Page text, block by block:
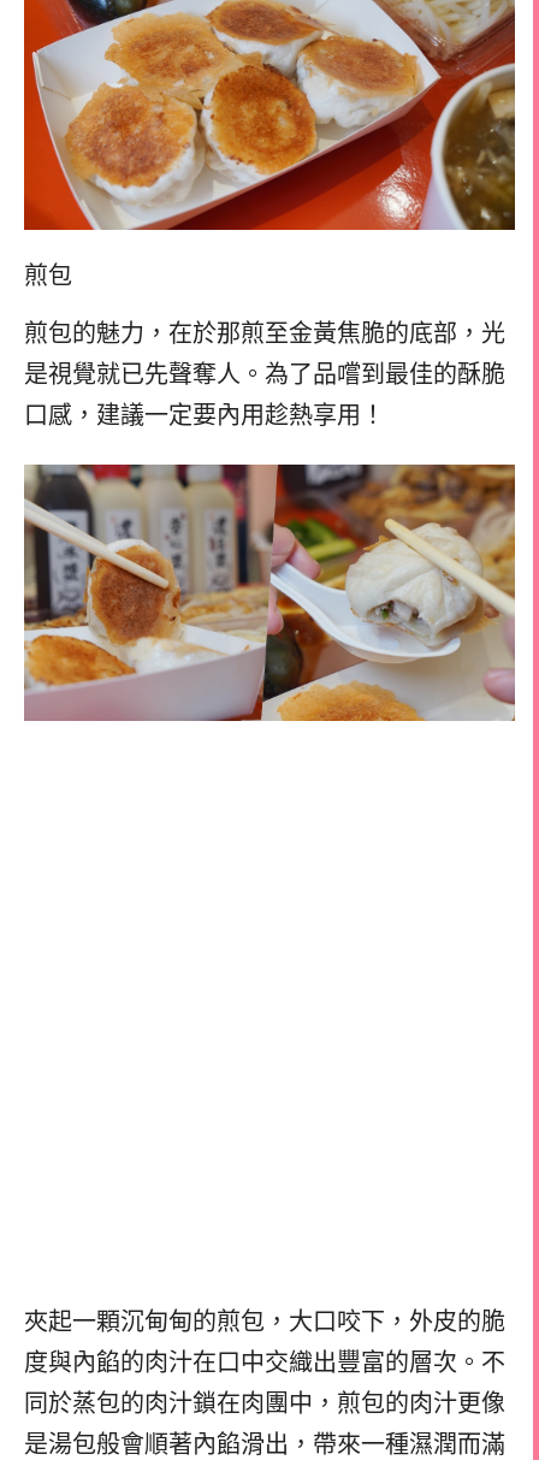
煎包
煎包的魅力，在於那煎至金黃焦脆的底部，光
是視覺就已先聲奪人。為了品嚐到最佳的酥脆
口感，建議一定要內用趁熱享用！
夾起一顆沉甸甸的煎包，大口咬下，外皮的脆
度與內餡的肉汁在口中交織出豐富的層次。不
同於蒸包的肉汁鎖在肉團中，煎包的肉汁更像
是湯包般會順著內餡滑出，帶來一種濕潤而滿